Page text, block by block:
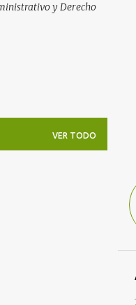
y Derecho
VER TODO